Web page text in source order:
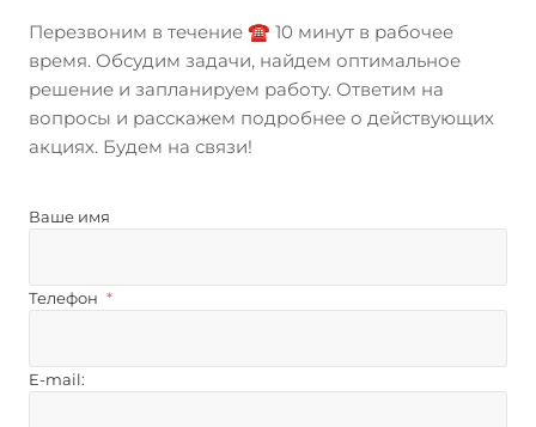
Перезвоним в течение ☎️ 10 минут в рабочее
время. Обсудим задачи, найдем оптимальное
решение и запланируем работу. Ответим на
вопросы и расскажем подробнее о действующих
акциях. Будем на связи!
Ваше имя
Телефон *
E-mail: